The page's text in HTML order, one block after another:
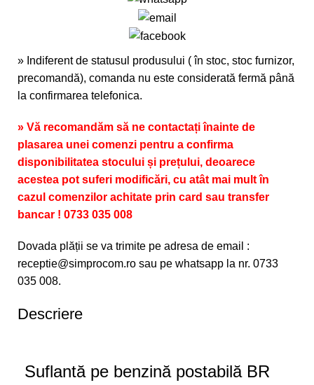
» Indiferent de statusul produsului ( în stoc, stoc furnizor,
precomandă), comanda nu este considerată fermă până
la confirmarea telefonica.
» Vă recomandăm să ne contactați înainte de
plasarea unei comenzi pentru a confirma
disponibilitatea stocului și prețului, deoarece
acestea pot suferi modificări, cu atât mai mult în
cazul comenzilor achitate prin card sau transfer
bancar ! 0733 035 008
Dovada plății se va trimite pe adresa de email :
receptie@simprocom.ro sau pe whatsapp la nr. 0733
035 008.
Descriere
Suflantă pe benzină postabilă BR